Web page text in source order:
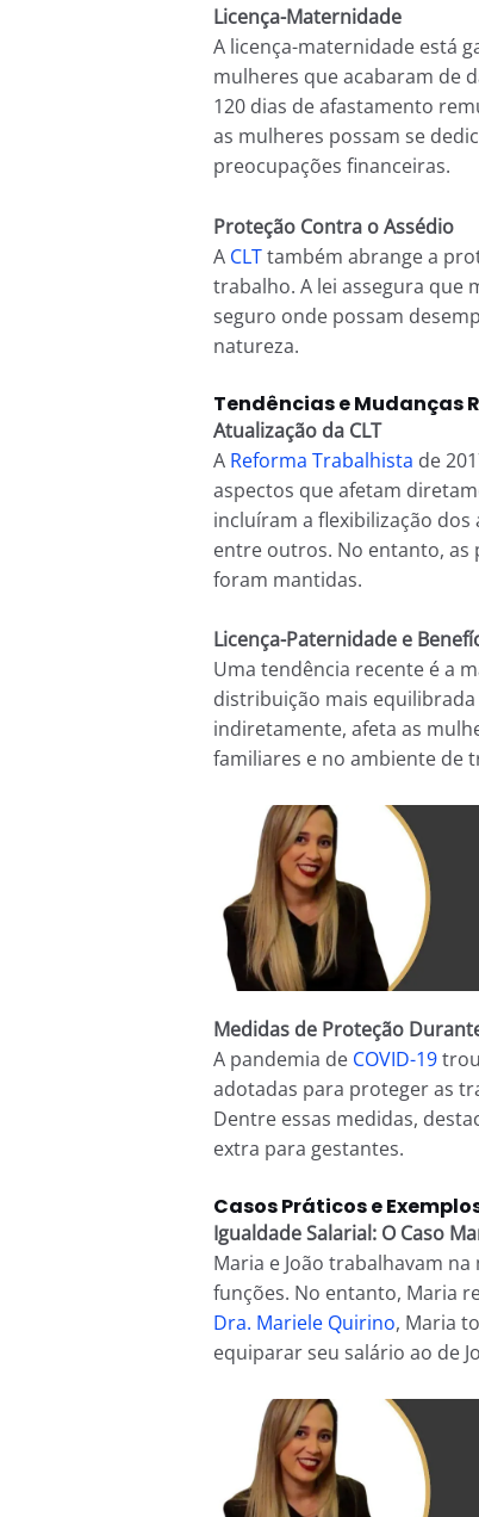
Licença-Maternidade
A licença-maternidade está
mulheres que acabaram de
120 dias de afastamento
as mulheres possam se
preocupações financeiras.
Proteção Contra o Assédio
A CLTtambém abrange a
trabalho. A lei assegura que
seguro onde possam
natureza.
Tendências e Mudanças
Atualização da CLT
A Reforma Trabalhista de
aspectos que afetam
incluíram a flexibilização
entre outros. No entanto,
foram mantidas.
Licença-Paternidade e
Uma tendência recente é a
distribuição mais
indiretamente, afeta as
familiares e no ambiente de
Medidas de Proteção
A pandemia de COVID-19
adotadas para proteger as
Dentre essas medidas,
extra para gestantes.
Casos Práticos e
Igualdade Salarial: O Caso
Maria e João trabalhavam
funções. No entanto, Maria
Dra. Mariele Quirino, Maria
equiparar seu salário ao de